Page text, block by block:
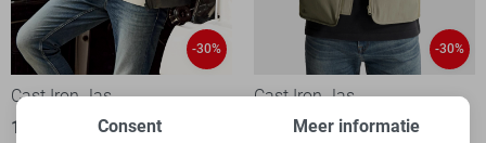
-30%
Cast Iron Jas
126,00
179,99
-30%
Cast Iron Jas
84,00 119,99
Consent Meer informatie